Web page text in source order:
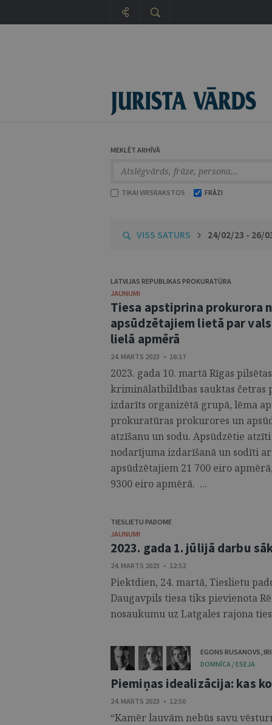
MEKLĒT ARHĪVĀ
TIKAI VIRSRAKSTOS FRĀZI
VISS SATURS 24/02/23 - 26/
LATVIJAS REPUBLIKAS PROKURATŪRA
JAUNUMI
Tiesa apstiprina prokurora
apsūdzētajiem lietā par
lielā apmērā
24. MARTS 2023 • 16:17
2023. gada 10. martā Rīgas
kriminālatbildības sauktas četras
izdarīts organizētā grupā, lēma
prokuratūras prokurores un
atzīšanu un sodu. Apsūdzētie
nodarījuma izdarīšanā un sodīti
apsūdzētajiem 21 700 eiro
9300 eiro apmērā. ...
TIESLIETU PADOME
JAUNUMI
2023. gada 1. jūlijā darbu
24. MARTS 2023 • 12:52
Piektdien, 24. martā, Tieslietu
Daugavpils tiesa tiks pievienota
nosaukumu uz Latgales rajona
EGONS RUSANOVS,
DOMNĪCA / ESEJA
Piemiņas idealizācija: kas
24. MARTS 2023 • 12:50
“Kamēr lauvām nebūs savu